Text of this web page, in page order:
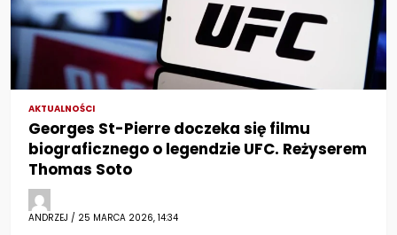
AKTUALNOŚCI
Georges St-Pierre doczeka się filmu
biograficznego o legendzie UFC. Reżyserem
Thomas Soto
ANDRZEJ / 25 MARCA 2026, 14:34